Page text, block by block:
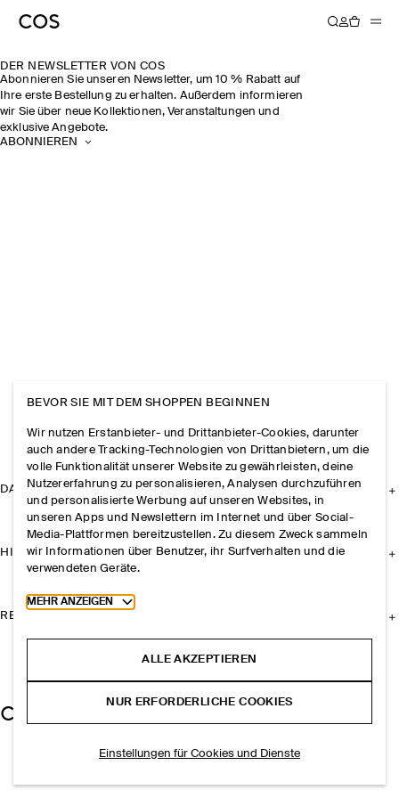
DER NEWSLETTER VON COS
Abonnieren Sie unseren Newsletter, um 10 % Rabatt auf
Ihre erste Bestellung zu erhalten. Außerdem informieren
wir Sie über neue Kollektionen, Veranstaltungen und
exklusive Angebote.
ABONNIEREN
DAS UNTERNEHMEN
HILFE
RECHTLICHES
BEVOR SIE MIT DEM SHOPPEN BEGINNEN
Wir nutzen Erstanbieter- und Drittanbieter-Cookies, darunter
auch andere Tracking-Technologien von Drittanbietern, um die
volle Funktionalität unserer Website zu gewährleisten, deine
Nutzererfahrung zu personalisieren, Analysen durchzuführen
und personalisierte Werbung auf unseren Websites, in
unseren Apps und Newslettern im Internet und über Social-
Media-Plattformen bereitzustellen. Zu diesem Zweck sammeln
wir Informationen über Benutzer, ihr Surfverhalten und die
verwendeten Geräte.
Toggle more cookie information
MEHR ANZEIGEN
ALLE AKZEPTIEREN
NUR ERFORDERLICHE COOKIES
Einstellungen für Cookies und Dienste